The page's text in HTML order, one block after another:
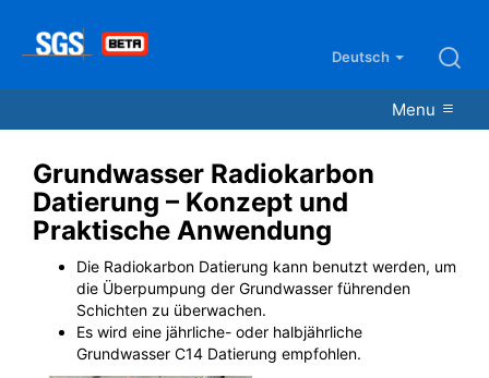
Deutsch
Menu
Grundwasser Radiokarbon
Datierung – Konzept und
Praktische Anwendung
Die Radiokarbon Datierung kann benutzt werden, um
die Überpumpung der Grundwasser führenden
Schichten zu überwachen.
Es wird eine jährliche- oder halbjährliche
Grundwasser C14 Datierung empfohlen.